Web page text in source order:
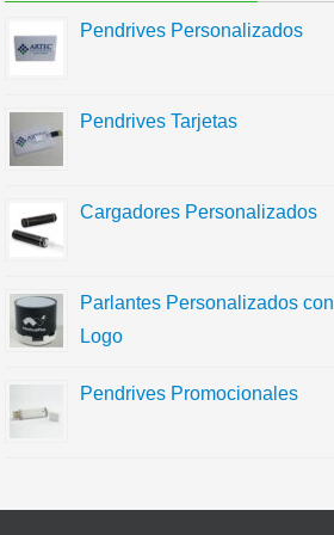
Pendrives Personalizados
Pendrives Tarjetas
Cargadores Personalizados
Parlantes Personalizados con
Logo
Pendrives Promocionales